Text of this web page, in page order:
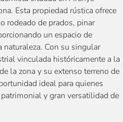
Esta propiedad rústica ofrece
rodeado de prados, pinar
un espacio de
Con su singular
vinculada históricamente a la
la zona y su extenso terreno de
ideal para quienes
y gran versatilidad de